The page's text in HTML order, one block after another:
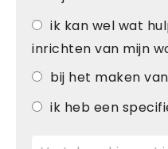
ik kan wel wat
inrichten van mijn
bij het maken
ik heb een